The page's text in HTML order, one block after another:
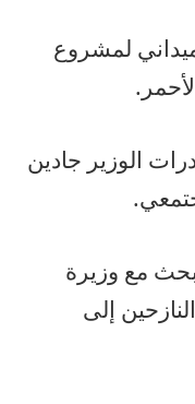
لمشروع
الوزير جادين
مع وزيرة
إلى